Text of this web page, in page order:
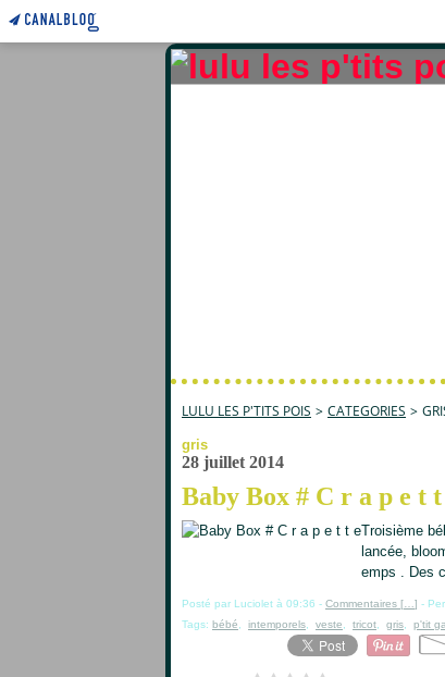
LULU LES P'TITS POIS > CATEGORIES >
gris
28 juillet 2014
Baby Box # C r a p e t t
Troisième
lancée,
emps . Des
Posté par Luciolet à 09:36 - Commentaires [ ] -
Tags: bébé intemporels veste tricot gris p'tit